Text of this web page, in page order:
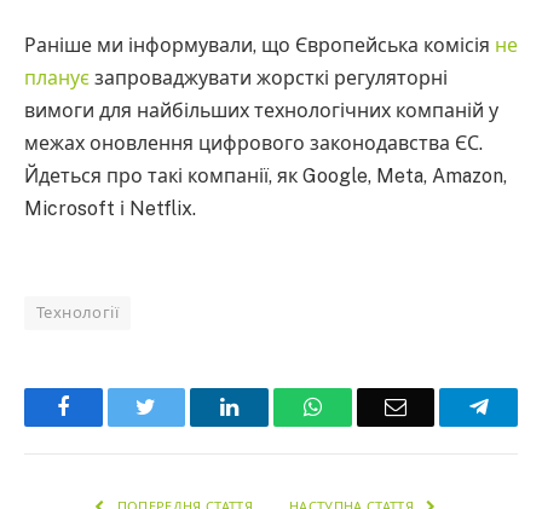
Раніше ми інформували, що Європейська комісія не
планує запроваджувати жорсткі регуляторні
вимоги для найбільших технологічних компаній у
межах оновлення цифрового законодавства ЄС.
Йдеться про такі компанії, як Google, Meta, Amazon,
Microsoft і Netflix.
Технології
Facebook LinkedInWhatsAppEmail